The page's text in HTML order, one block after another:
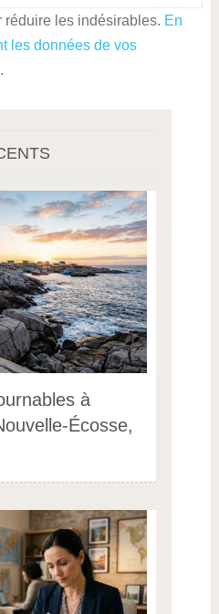
réduire les indésirables. En
les données de vos
.
à
Écosse,